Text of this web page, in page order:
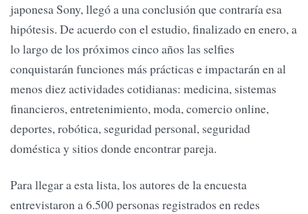
japonesa Sony, llegó a una conclusión que contraría esa
hipótesis. De acuerdo con el estudio, finalizado en enero, a
lo largo de los próximos cinco años las selfies
conquistarán funciones más prácticas e impactarán en al
menos diez actividades cotidianas: medicina, sistemas
financieros, entretenimiento, moda, comercio online,
deportes, robótica, seguridad personal, seguridad
doméstica y sitios donde encontrar pareja.
Para llegar a esta lista, los autores de la encuesta
entrevistaron a 6.500 personas registrados en redes